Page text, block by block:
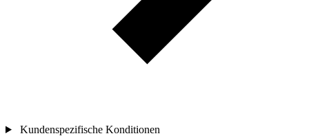
Kundenspezifische Konditionen